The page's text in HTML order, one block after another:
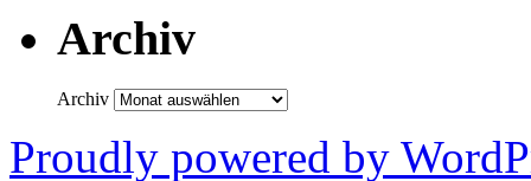
Archiv
Archiv
Proudly powered by